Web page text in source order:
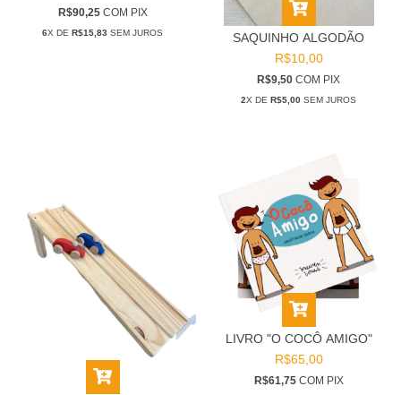
R$90,25 COM PIX
6X DE R$15,83 SEM JUROS
SAQUINHO ALGODÃO
R$10,00
R$9,50 COM PIX
2X DE R$5,00 SEM JUROS
LIVRO "O COCÔ AMIGO"
R$65,00
R$61,75 COM PIX